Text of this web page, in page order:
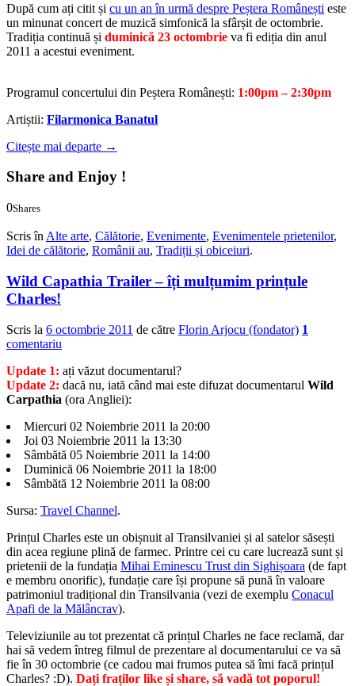
După cum ați citit și cu un an în urmă despre Peștera Românești este
un minunat concert de muzică simfonică la sfârșit de octombrie.
Tradiția continuă și duminică 23 octombrie va fi ediția din anul
2011 a acestui eveniment.
Programul concertului din Peștera Românești: 1:00pm – 2:30pm
Artiștii: Filarmonica Banatul
Citește mai departe →
Share and Enjoy !
0Shares
Scris în Alte arte, Călătorie, Evenimente, Evenimentele prietenilor,
Idei de călătorie, Românii au, Tradiții și obiceiuri.
Wild Capathia Trailer – îți mulțumim prințule
Charles!
Scris la 6 octombrie 2011 de către Florin Arjocu (fondator) 1
comentariu
Update 1: ați văzut documentarul?
Update 2: dacă nu, iată când mai este difuzat documentarul Wild
Carpathia (ora Angliei):
Miercuri 02 Noiembrie 2011 la 20:00
Joi 03 Noiembrie 2011 la 13:30
Sâmbătă 05 Noiembrie 2011 la 14:00
Duminică 06 Noiembrie 2011 la 18:00
Sâmbătă 12 Noiembrie 2011 la 08:00
Sursa: Travel Channel.
Prințul Charles este un obișnuit al Transilvaniei și al satelor săsești
din acea regiune plină de farmec. Printre cei cu care lucrează sunt și
prietenii de la fundația Mihai Eminescu Trust din Sighișoara (de fapt
e membru onorific), fundație care își propune să pună în valoare
patrimoniul tradițional din Transilvania (vezi de exemplu Conacul
Apafi de la Mălâncrav).
Televiziunile au tot prezentat că prințul Charles ne face reclamă, dar
hai să vedem întreg filmul de prezentare al documentarului ce va să
fie în 30 octombrie (ce cadou mai frumos putea să îmi facă prințul
Charles? :D). Dați fraților like și share, să vadă tot poporul!